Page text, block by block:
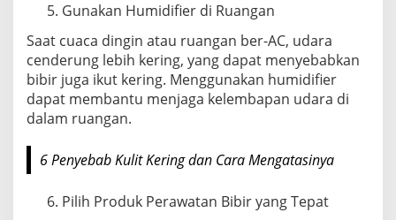
Gunakan Humidifier di Ruangan
Saat cuaca dingin atau ruangan ber-AC, udara
cenderung lebih kering, yang dapat menyebabkan
bibir juga ikut kering. Menggunakan humidifier
dapat membantu menjaga kelembapan udara di
dalam ruangan.
6 Penyebab Kulit Kering dan Cara Mengatasinya
Pilih Produk Perawatan Bibir yang Tepat